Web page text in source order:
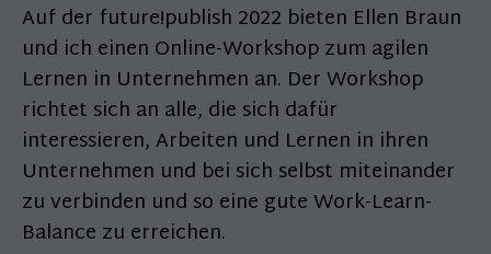
Auf der future!publish 2022 bieten Ellen Braun
und ich einen Online-Workshop zum agilen
Lernen in Unternehmen an. Der Workshop
richtet sich an alle, die sich dafür
interessieren, Arbeiten und Lernen in ihren
Unternehmen und bei sich selbst miteinander
zu verbinden und so eine gute Work-Learn-
Balance zu erreichen.